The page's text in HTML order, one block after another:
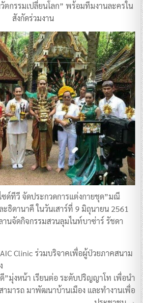
ตกรรมเปลี่ยนโลก” พร้อมทีมงานละครใน
สังกัดร่วมงาน
ซด์ทีวี จัดประกวดการแต่งกายชุด”มณี
ธิดานาคี ในวันเสาร์ที่ 9 มิถุนายน 2561
านจัดกิจกรรมสวนลุมไนท์บาซ่าร์ รัชดา
Clinic ร่วมบริจาคเพื่อผู้ป่วยภาคสนาม
ดี”มุ่งหน้า เรียนต่อ ระดับปริญญาโท เพื่อนำ
ามารถ มาพัฒนาบ้านเมือง และทำงานเพื่อ